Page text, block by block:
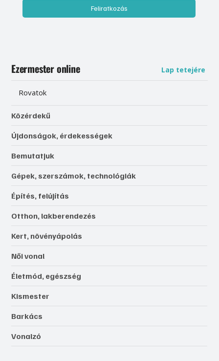
Feliratkozás
Ezermester online Lap tetejére
Rovatok
Közérdekű
Újdonságok, érdekességek
Bemutatjuk
Gépek, szerszámok, technológiák
Építés, felújítás
Otthon, lakberendezés
Kert, növényápolás
Női vonal
Életmód, egészség
Kismester
Barkács
Vonalzó